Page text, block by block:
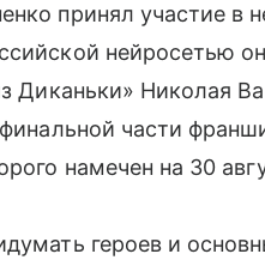
принял участие в
нейросетью
Диканьки» Николая
части
намечен на 30
героев и